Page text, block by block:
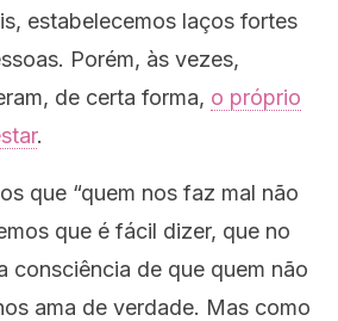
estabelecemos laços fortes
Porém, às vezes,
de certa forma, o próprio
.
que “quem nos faz mal não
que é fácil dizer, que no
consciência de que quem não
ama de verdade. Mas como